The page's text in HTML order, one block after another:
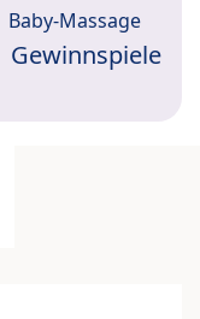
Baby-Massage
Gewinnspiele